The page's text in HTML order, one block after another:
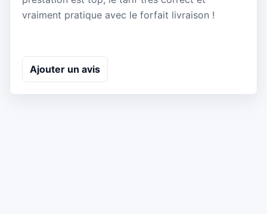
vraiment pratique avec le forfait livraison !
Ajouter un avis